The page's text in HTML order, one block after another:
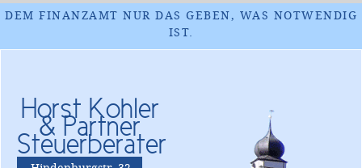
DEM FINANZAMT NUR DAS GEBEN, WAS NOTWENDIG
IST.
Horst Kohler
& Partner
Steuerberater